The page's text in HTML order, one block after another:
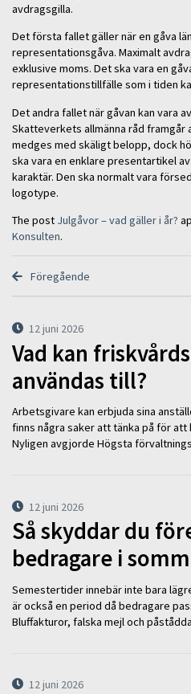
avdragsgilla.
Det första fallet gäller när en gåva
representationsgåva. Maximalt
exklusive moms. Det ska vara en
representationstillfälle som i tiden
Det andra fallet när gåvan kan vara
Skatteverkets allmänna råd
medges med skäligt belopp, dock
ska vara en enklare presentartikel
karaktär. Den ska normalt vara
logotype.
The post Julgåvor – vad gäller i år?
Konsulten.
Föregående
12 juni 2026
Vad kan
användas till?
Arbetsgivare kan erbjuda sina
finns några saker att tänka på för
Nyligen avgjorde Högsta
12 juni 2026
Så skyddar du
bedragare i
Semestertider innebär inte bara
är också en period då bedragare
Bluffakturor, falska mejl och
12 juni 2026